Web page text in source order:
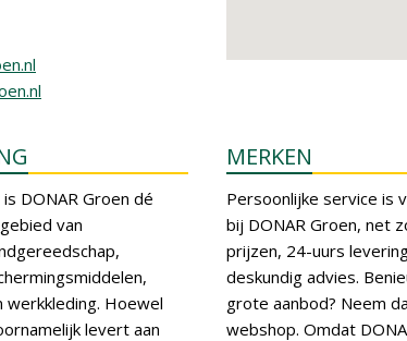
DONAR Groen dé
van
werkkleding. Hoewel
levert aan
MERKEN
Persoonlijke service is
bij DONAR Groen, net
prijzen, 24-uurs
deskundig advies.
grote aanbod? Neem
webshop. Omdat